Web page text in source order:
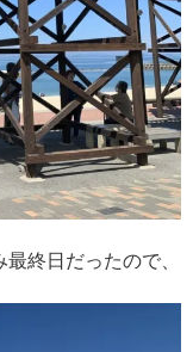
終日だったので、